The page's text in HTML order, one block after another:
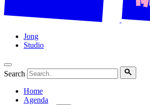
Jong
Studio
Search
Home
Agenda